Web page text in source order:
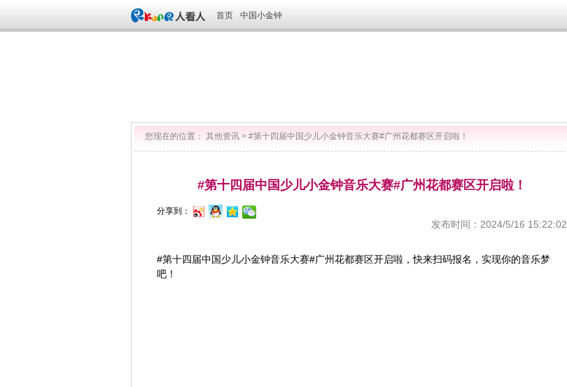
首页 中国小金钟
您现在的位置： 其他资讯 > #第十四届中国少儿小金钟音乐大赛#广州花都赛区开启啦！
#第十四届中国少儿小金钟音乐大赛#广州花都赛区开启啦！
分享到：
发布时间：2024/5/16 15:22:02
#第十四届中国少儿小金钟音乐大赛#广州花都赛区开启啦，快来扫码报名，实现你的音乐梦
吧！